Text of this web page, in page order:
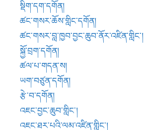
སྐེ་དགོན།
ཚ་བ་ཀོ་ཧོ་དགོན།
དད་པ་དགོན།
གཞོང་གཞོང་དགོན།
མགུའི་བཤད་སྒྲུབ་ཐུབ་བསྟན་ཀུན་གསལ་གླིང་།
རྟ་རྫི་དགོན།
རྡོ་རྗེ་གླིང་དགོན།
དགོ་ཡུལ་དགོན།